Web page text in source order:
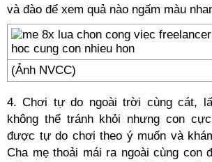
và đào để xem quả nào ngấm màu
(Ảnh NVCC)
4. Chơi tự do ngoài trời cùng cát,
không thể tránh khỏi nhưng con
được tự do chơi theo ý muốn và
Cha mẹ thoải mái ra ngoài cùng con